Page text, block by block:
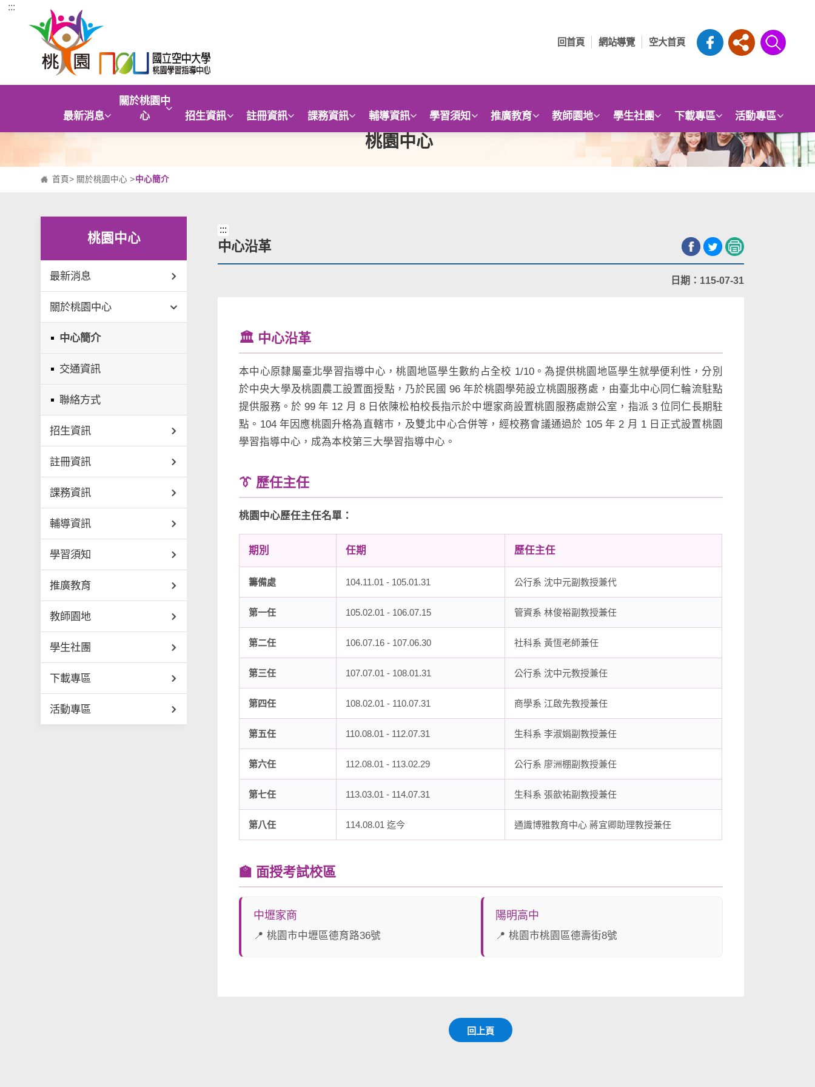
跳到主要內容區塊
:::
回首頁 網站導覽 空大首頁
最新消息
關於桃園中
心
招生資訊 註冊資訊 課務資訊 輔導資訊 學習須知 推廣教育 教師園地 學生社團 下載專區 活動專區
桃園中心
首頁> 關於桃園中心 >中心簡介
桃園中心
最新消息
關於桃園中心
中心簡介
交通資訊
聯絡方式
招生資訊
註冊資訊
課務資訊
輔導資訊
學習須知
推廣教育
教師園地
學生社團
下載專區
活動專區
:::
中心沿革
日期：115-07-31
🏛️ 中心沿革
本中心原隸屬臺北學習指導中心，桃園地區學生數約占全校 1/10。為提供桃園地區學生就學便利性，分別
於中央大學及桃園農工設置面授點，乃於民國 96 年於桃園學苑設立桃園服務處，由臺北中心同仁輪流駐點
提供服務。於 99 年 12 月 8 日依陳松柏校長指示於中壢家商設置桃園服務處辦公室，指派 3 位同仁長期駐
點。104 年因應桃園升格為直轄市，及雙北中心合併等，經校務會議通過於 105 年 2 月 1 日正式設置桃園
學習指導中心，成為本校第三大學習指導中心。
👔 歷任主任
桃園中心歷任主任名單：
期別 任期 歷任主任
籌備處 104.11.01 - 105.01.31 公行系 沈中元副教授兼代
第一任 105.02.01 - 106.07.15 管資系 林俊裕副教授兼任
第二任 106.07.16 - 107.06.30 社科系 黃恆老師兼任
第三任 107.07.01 - 108.01.31 公行系 沈中元教授兼任
第四任 108.02.01 - 110.07.31 商學系 江啟先教授兼任
第五任 110.08.01 - 112.07.31 生科系 李淑娟副教授兼任
第六任 112.08.01 - 113.02.29 公行系 廖洲棚副教授兼任
第七任 113.03.01 - 114.07.31 生科系 張歆祐副教授兼任
第八任 114.08.01 迄今 通識博雅教育中心 蔣宜卿助理教授兼任
🏫 面授考試校區
中壢家商
📍 桃園市中壢區德育路36號
陽明高中
📍 桃園市桃園區德壽街8號
回上頁